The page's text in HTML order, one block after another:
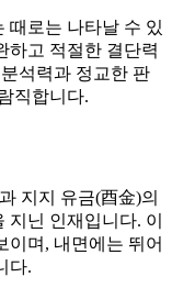
때로는 나타날 수 있
하고 적절한 결단력
석력과 정교한 판
직합니다.
지지 유금(酉金)의
닌 인재입니다. 이
이며, 내면에는 뛰어
다.